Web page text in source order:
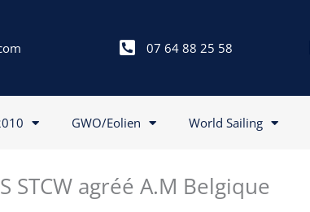
07 64 88 25 58
GWO/Eolien World Sailing
STCW agréé A.M Belgique